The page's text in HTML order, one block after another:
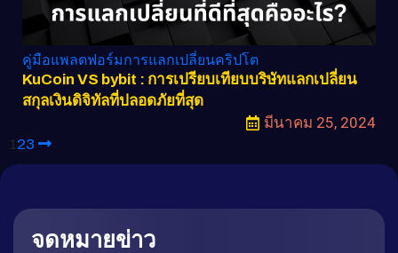
คู่มือแพลตฟอร์มการแลกเปลี่ยนคริปโต
KuCoin VS bybit : การเปรียบเทียบบริษัทแลกเปลี่ยน
สกุลเงินดิจิทัลที่ปลอดภัยที่สุด
มีนาคม 25, 2024
123
จดหมายข่าว